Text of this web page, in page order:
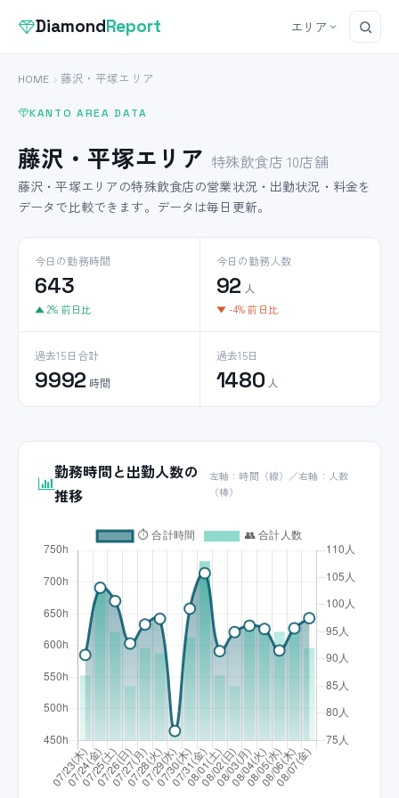
DiamondReport エリア
HOME 藤沢・平塚エリア
KANTO AREA DATA
藤沢・平塚エリア 特殊飲食店 10店舗
藤沢・平塚エリアの特殊飲食店の営業状況・出勤状況・料金を
データで比較できます。データは毎日更新。
今日の勤務時間
643
▲ 2% 前日比
今日の勤務人数
92 人
▼ -4% 前日比
過去15日合計
9992 時間
過去15日
1480 人
勤務時間と出勤人数の
推移
左軸：時間（線）／右軸：人数
（棒）